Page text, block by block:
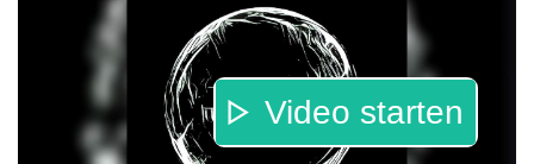
Video starten